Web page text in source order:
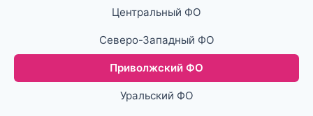
Центральный ФО
Северо-Западный ФО
Приволжский ФО
Уральский ФО